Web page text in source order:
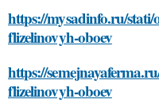
https://mysadinfo.ru/stati/
flizelinovyh-oboev
https://
flizelinovyh-oboev